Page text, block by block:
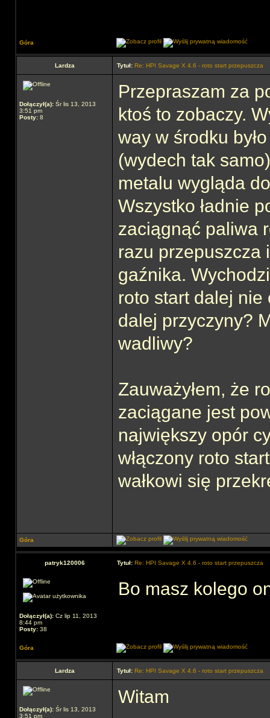
Góra
Lardza Tytuł: Re: HPI Savage X 4.6 - roto start przepuszcza
Dołączył(a): Śr lis 13, 2013
3:51 pm
Posty: 8
Przepraszam za
ktoś to zobaczy.
way w środku
(wydech tak
metalu wygląda
Wszystko ładnie
zaciągnąć paliwa
razu przepuszcza
gaźnika.
roto start dalej
dalej przyczyny?
wadliwy?
Zauważyłem, że
zaciągane jest
największy opór
włączony roto
wałkowi się
Góra
patryk120006 Tytuł: Re: HPI Savage X 4.6 - roto start przepuszcza
Dołączył(a): Cz lip 11, 2013
8:44 pm
Posty: 38
Bo masz kolego
Góra
Lardza Tytuł: Re: HPI Savage X 4.6 - roto start przepuszcza
Dołączył(a): Śr lis 13, 2013
3:51 pm
Witam